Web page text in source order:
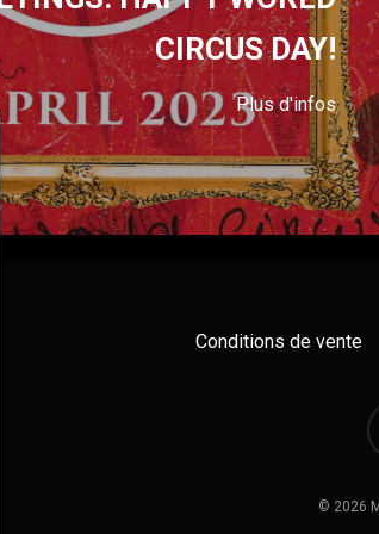
CIRCUS DAY!
Plus d'infos
Conditions de vente
© 2026